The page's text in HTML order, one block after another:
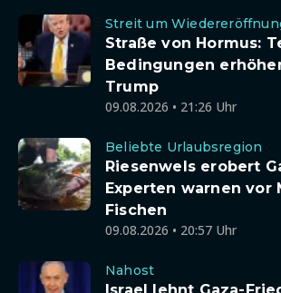
Streit um
Straße von Hormus:
Bedingungen
Trump
09.08.2026 • 21:26 Uhr
Beliebte Urlaubsregion
Riesenwels erobert
Experten warnen vor
Fischen
09.08.2026 • 20:57 Uhr
Nahost